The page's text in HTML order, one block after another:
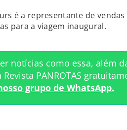
é a representante de
para a viagem inaugural.
notícias como essa, além
Revista PANROTAS
grupo de WhatsApp.